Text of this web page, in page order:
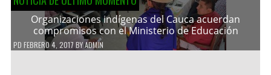
Organizaciones indígenas del Cauca acuerdan
compromisos con el Ministerio de Educación
PD FEBRERO 4, 2017 BYADMIN